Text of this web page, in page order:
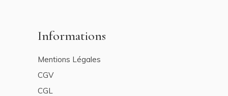
Informations
Mentions Légales
CGV
CGL